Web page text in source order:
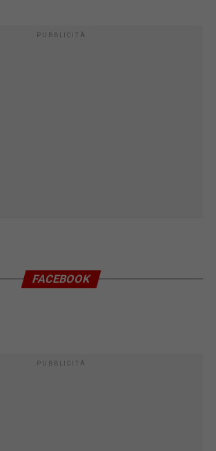
PUBBLICITÀ
FACEBOOK
PUBBLICITÀ